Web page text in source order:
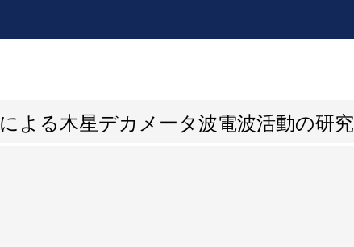
よる木星デカメータ波電波活動の研究